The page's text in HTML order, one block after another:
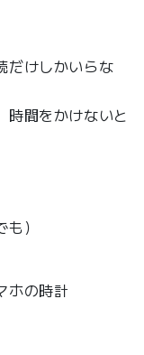
だけしかいらな
時間をかけないと
）
ホの時計